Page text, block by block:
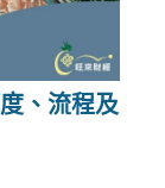
、流程及